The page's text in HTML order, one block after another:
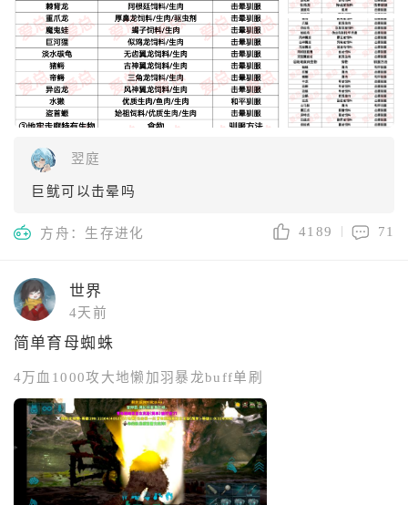
翌庭
巨鱿可以击晕吗
方舟：生存进化 4189 71
世界
4天前
简单育母蜘蛛
4万血1000攻大地懒加羽暴龙buff单刷